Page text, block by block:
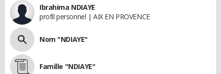
Ibrahima NDIAYE
profil personnel | AIX EN PROVENCE
Nom "NDIAYE"
Famille "NDIAYE"